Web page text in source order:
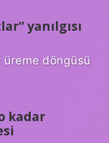
yanılgısı
üreme döngüsü
kadar